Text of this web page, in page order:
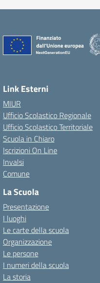
Link Esterni
MIUR
Ufficio Scolastico Regionale
Ufficio Scolastico Territoriale
Scuola in Chiaro
Iscrizioni On Line
Invalsi
Comune
La Scuola
Presentazione
I luoghi
Le carte della scuola
Organizzazione
Le persone
I numeri della scuola
La storia